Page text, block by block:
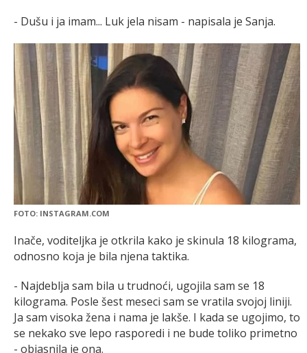
- Dušu i ja imam... Luk jela nisam - napisala je Sanja.
FOTO: INSTAGRAM.COM
Inače, voditeljka je otkrila kako je skinula 18 kilograma,
odnosno koja je bila njena taktika.
- Najdeblja sam bila u trudnoći, ugojila sam se 18
kilograma. Posle šest meseci sam se vratila svojoj liniji.
Ja sam visoka žena i nama je lakše. I kada se ugojimo, to
se nekako sve lepo rasporedi i ne bude toliko primetno
- objasnila je ona.